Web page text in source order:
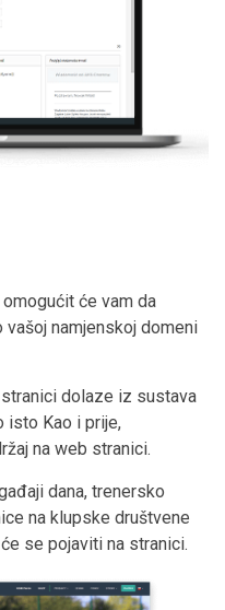
će vam da
namjenskoj domeni
dolaze iz sustava
isto Kao i prije,
na web stranici.
dana, trenersko
na klupske društvene
se pojaviti na stranici.